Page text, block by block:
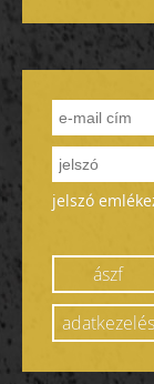
jelszó
ászf
adatkezelés